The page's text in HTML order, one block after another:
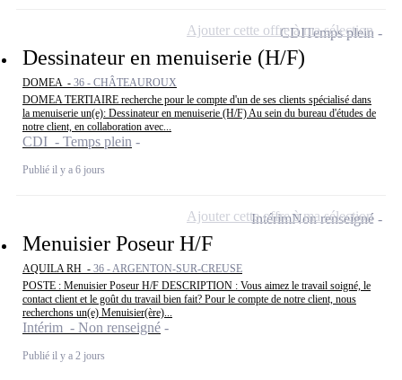
Dessinateur en menuiserie (H/F)
DOMEA - 36 - CHÂTEAUROUX
DOMEA TERTIAIRE recherche pour le compte d'un de ses clients spécialisé dans
la menuiserie un(e): Dessinateur en menuiserie (H/F) Au sein du bureau d'études de
notre client, en collaboration avec...
CDI - Temps plein
Publié il y a 6 jours
CDITemps plein
Ajouter cette offre à ma sélection
Menuisier Poseur H/F
AQUILA RH - 36 - ARGENTON-SUR-CREUSE
POSTE : Menuisier Poseur H/F DESCRIPTION : Vous aimez le travail soigné, le
contact client et le goût du travail bien fait? Pour le compte de notre client, nous
recherchons un(e) Menuisier(ère)...
Intérim - Non renseigné
Publié il y a 2 jours
IntérimNon renseigné
Ajouter cette offre à ma sélection